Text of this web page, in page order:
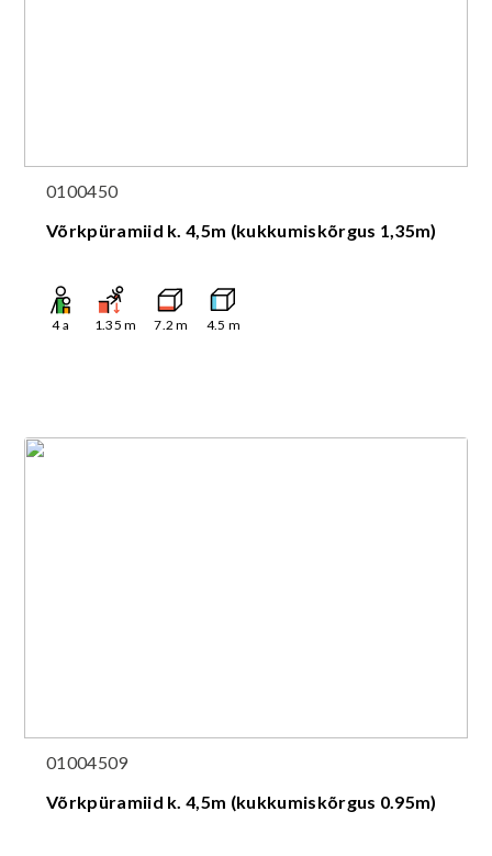
0100450
Võrkpüramiid k. 4,5m (kukkumiskõrgus 1,35m)
4a 1.35 m 7.2 m 4.5 m
01004509
Võrkpüramiid k. 4,5m (kukkumiskõrgus 0.95m)